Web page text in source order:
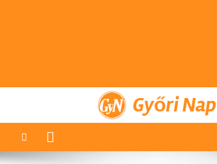
Győri Nap